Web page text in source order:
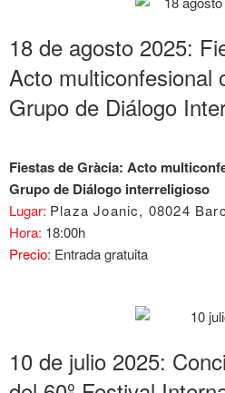
18 de agosto 2025:
Acto multiconfesional
Grupo de Diálogo
Fiestas de Gràcia: Acto
Grupo de Diálogo interreligioso
Lugar: Plaza Joanic, 08024
Hora: 18:00h
Precio: Entrada gratuita
10 de julio 2025: